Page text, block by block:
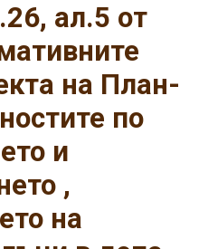
ал.5 от
на План-
по
и
,
на